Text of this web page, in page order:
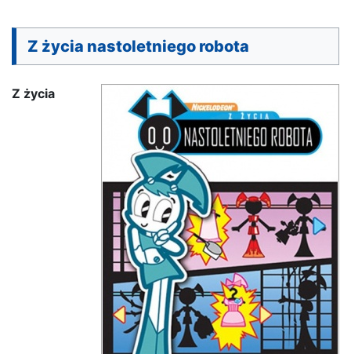
Z życia nastoletniego robota
Z życia